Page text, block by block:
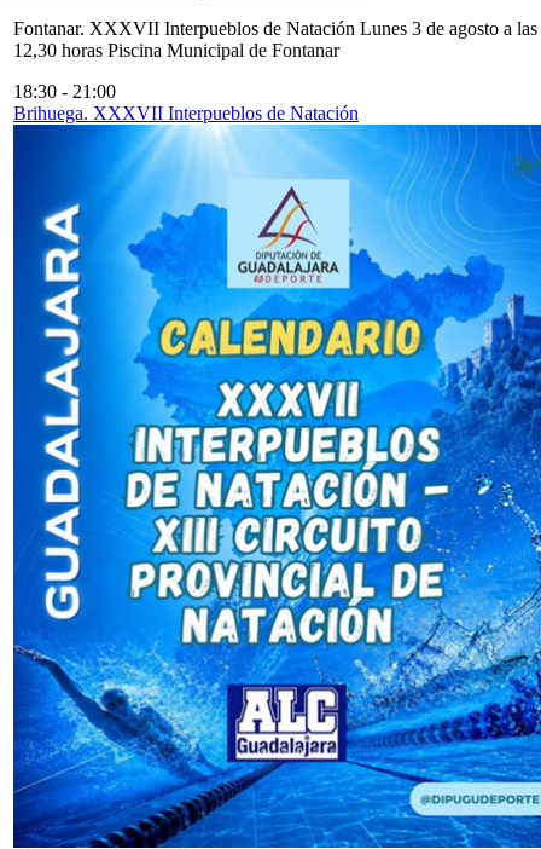
Fontanar. XXXVII Interpueblos de Natación Lunes 3 de agosto a las
12,30 horas Piscina Municipal de Fontanar
18:30 - 21:00
Brihuega. XXXVII Interpueblos de Natación